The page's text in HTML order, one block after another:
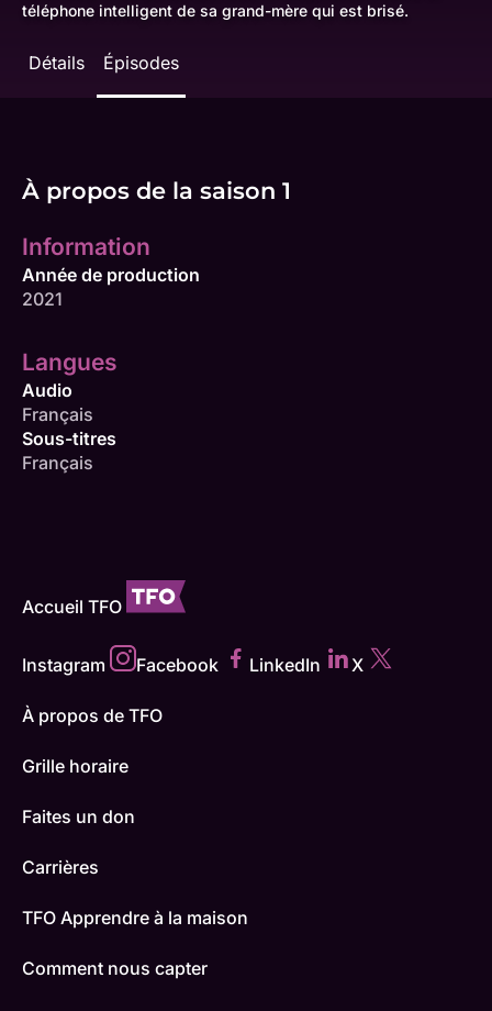
téléphone intelligent de sa grand-mère qui est brisé.
Détails Épisodes
À propos de la saison 1
Information
Année de production
2021
Langues
Audio
Français
Sous-titres
Français
Accueil TFO
Instagram Facebook LinkedIn X
À propos de TFO
Grille horaire
Faites un don
Carrières
TFO Apprendre à la maison
Comment nous capter